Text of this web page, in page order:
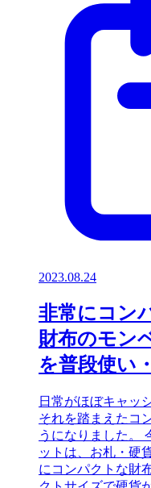
2023.08.24
非常にコン
財布のモン
を普段使い
日常がほぼキャッ
それを踏まえたコ
うになりました。
ットは、お札・硬
にコンパクトな財